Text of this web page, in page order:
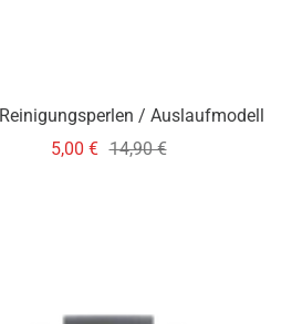
/ Auslaufmodell
Angebotspreis
5,00 € Regulärer
14,90 €